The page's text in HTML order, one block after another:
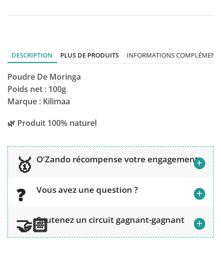
DESCRIPTION PLUS DE PRODUITS INFORMATIONS
Poudre De Moringa
Poids net : 100g
Marque : Kilimaa
🌿 Produit 100% naturel
O'Zando récompense votre engagement+
Vous avez une question ? +
Soutenez un circuit gagnant-gagnant +